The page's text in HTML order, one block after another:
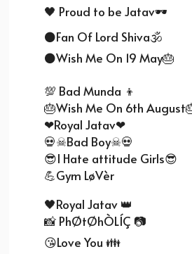
🖤 Proud to be Jatav🕶️
⚫Fan Of Lord Shiva🕉️
⚫Wish Me On 19 May🎂
💯 Bad Munda 👦
🎂Wish Me On 6th
❤Royal Jatav❤
💀☠Bad Boy☠💀
😎I Hate attitude Girls😎
💪Gym LøVèr
🖤Royal Jatav 👑
📸 PhØtØhÒLÍÇ 📷
😘Love You 👪